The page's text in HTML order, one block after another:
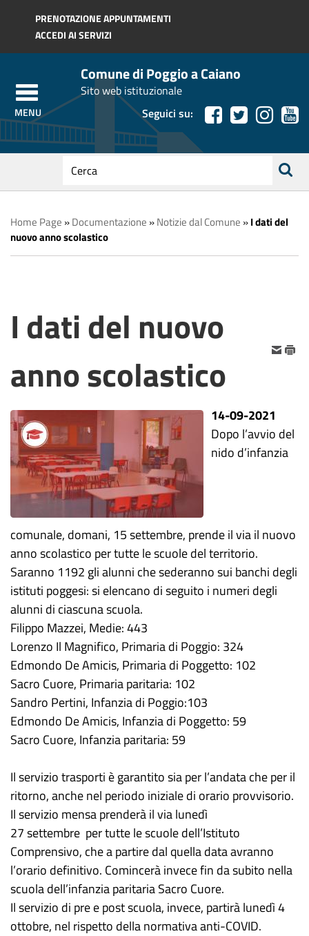
Regione Toscana
PRENOTAZIONE APPUNTAMENTI
ACCEDI AI SERVIZI
Comune di Poggio a Caiano
Sito web istituzionale
Seguici su:
testo
da
cercare
ricerca
Home Page »Documentazione »Notizie dal Comune »I dati del
nuovo anno scolastico
I dati del nuovo
anno scolastico
14-09-2021
Dopo l’avvio del
nido d’infanzia
comunale, domani, 15 settembre, prende il via il nuovo
anno scolastico per tutte le scuole del territorio.
Saranno 1192 gli alunni che sederanno sui banchi degli
istituti poggesi: si elencano di seguito i numeri degli
alunni di ciascuna scuola.
Filippo Mazzei, Medie: 443
Lorenzo Il Magnifico, Primaria di Poggio: 324
Edmondo De Amicis, Primaria di Poggetto: 102
Sacro Cuore, Primaria paritaria: 102
Sandro Pertini, Infanzia di Poggio:103
Edmondo De Amicis, Infanzia di Poggetto: 59
Sacro Cuore, Infanzia paritaria: 59
Il servizio trasporti è garantito sia per l’andata che per il
ritorno, anche nel periodo iniziale di orario provvisorio.
Il servizio mensa prenderà il via lunedì
27 settembre per tutte le scuole dell’Istituto
Comprensivo, che a partire dal quella data avranno
l’orario definitivo. Comincerà invece fin da subito nella
scuola dell’infanzia paritaria Sacro Cuore.
Il servizio di pre e post scuola, invece, partirà lunedì 4
ottobre, nel rispetto della normativa anti-COVID.